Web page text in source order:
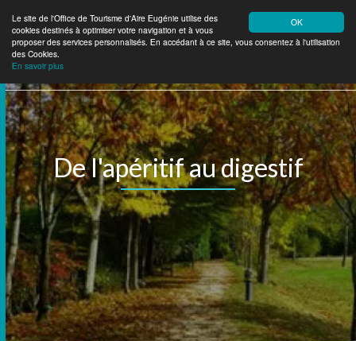
OK
Le site de l'Office de Tourisme d'Aire Eugénie utilise des
cookies destinés à optimiser votre navigation et à vous
proposer des services personnalisés. En accédant à ce site, vous consentez à l'utilisation
des Cookies.
En savoir plus
TourismeAire Eugénie
De l'apéritif au digestif